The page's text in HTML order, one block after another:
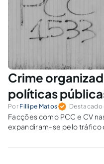
Crime
políticas
Por Fillipe Matos Destacado
Facções como PCC e CV
expandiram-se pelo tráfico
12.850/2013 e conter a